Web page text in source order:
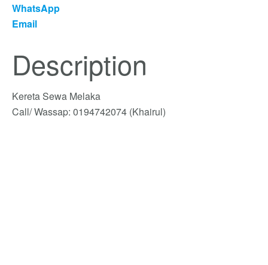
WhatsApp
Email
Description
Kereta Sewa Melaka
Call/ Wassap: 0194742074 (Khairul)